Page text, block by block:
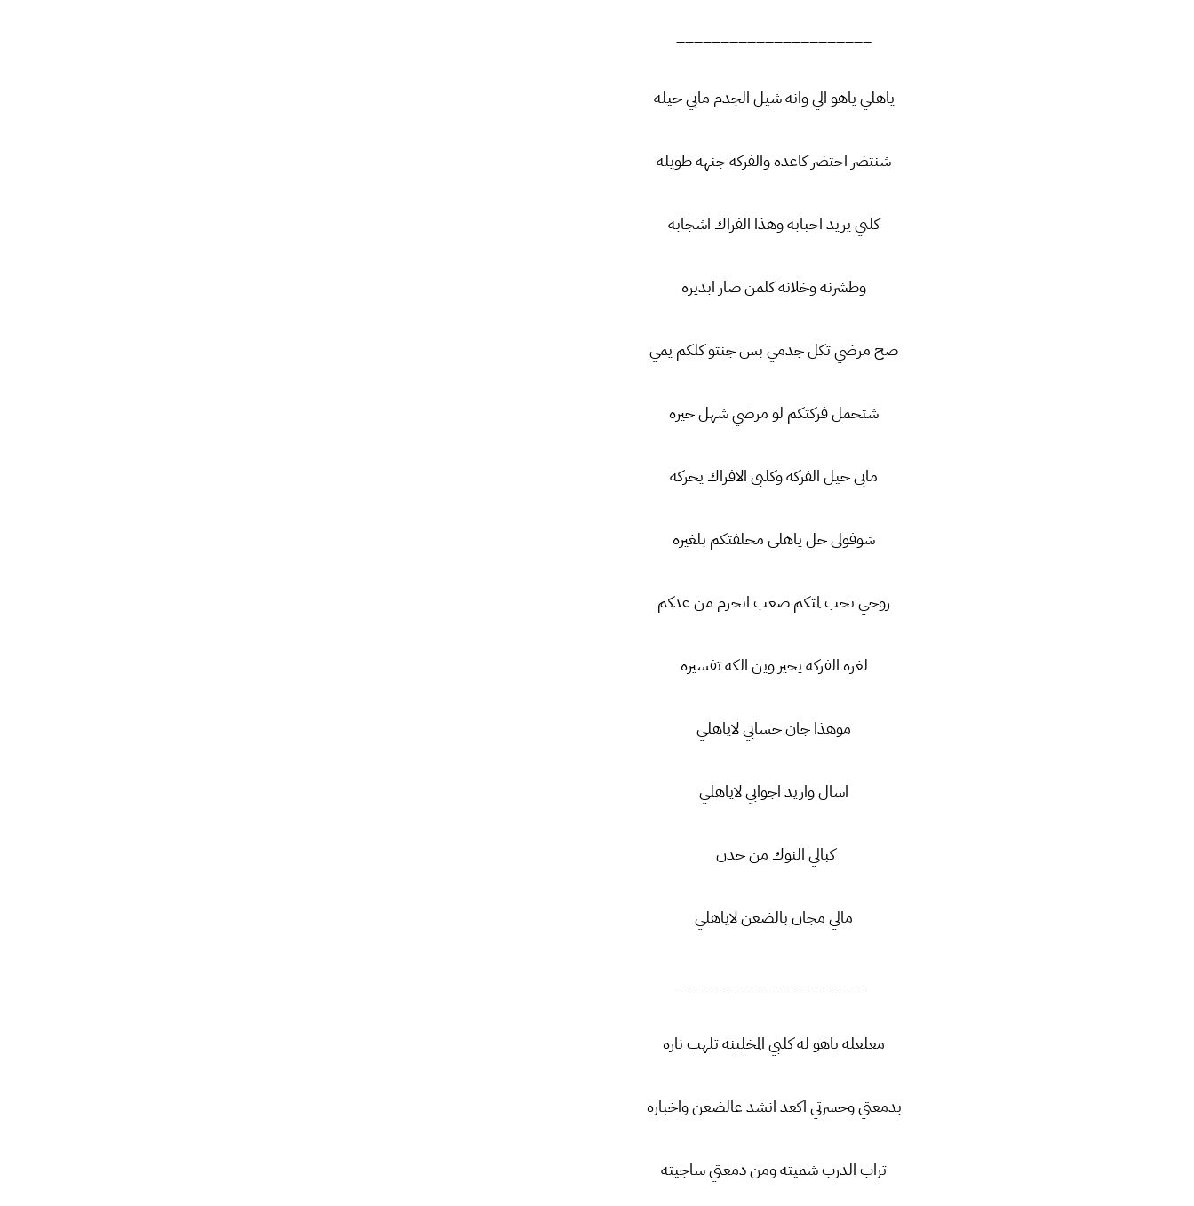
ياهلي ياهو الي وانه شيل الجدم مابي حيله
شنتضر احتضر كاعده والفركه جنهه طويله
كلبي يريد احبابه وهذا الفراك اشجابه
وطشرنه وخلانه كلمن صار ابديره
صح مرضي ثكل جدمي بس جنتو كلكم يمي
شتحمل فركتكم لو مرضي شهل حيره
مابي حيل الفركه وكلبي الافراك يحركه
شوفولي حل ياهلي محلفتكم بلغيره
روحي تحب لمتكم صعب انحرم من عدكم
لغزه الفركه يحير وين الكه تفسيره
موهذا جان حسابي لاياهلي
اسال واريد اجوابي لاياهلي
كبالي النوك من حدن
مالي مجان بالضعن لاياهلي
معلعله ياهو له كلبي المخلينه تلهب ناره
بدمعتي وحسرتي اكعد انشد عالضعن واخباره
تراب الدرب شميته ومن دمعتي ساجيته